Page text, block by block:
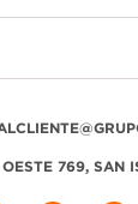
769, SAN